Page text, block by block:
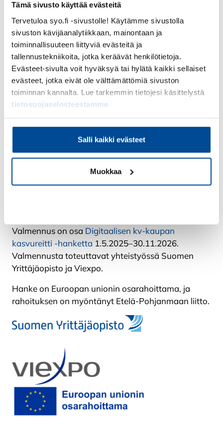
Tämä sivusto käyttää evästeitä
Tervetuloa syo.fi -sivustolle! Käytämme sivustolla
sivuston kävijäanalytiikkaan, mainontaan ja
toiminnallisuuteen liittyviä evästeitä ja
tallennustekniikoita, jotka keräävät henkilötietoja.
Evästeet-sivulta voit hyväksyä tai hylätä kaikki sellaiset
evästeet, jotka eivät ole välttämättömiä sivuston
toiminnan kannalta. Lue tarkemmin tietojesi käsittelystä
tietosuojaselosteestamme
Salli kaikki evästeet
Muokkaa
käytännönläheisiä alustuksia, vinkkejä ja
yritysesimerkkejä digitaalisen myynnin
jamarkkinoinnin kehittämiseen ja muutoksen
johtamiseen. Teet muutosta tukevia tehtäviä ja opit
myös muilta osallistujilta.
Tervetuloa mukaan– olitpa sitten ihan uusi
osallistuja tai jo aiemmin mukana ollut!
Muut valmennuspäivät
27.8.2026, Konversion 10 käskyä
Johtajuus ja osaamisen kasvattaminen
kasvun moottorina
Valmennus on osa Digitaalisen kv-kaupan
kasvureitti -hanketta 1.5.2025–30.11.2026.
Valmennusta toteuttavat yhteistyössä Suomen
Yrittäjäopisto ja Viexpo.
Hanke on Euroopan unionin osarahoittama, ja
rahoituksen on myöntänyt Etelä-Pohjanmaan liitto.